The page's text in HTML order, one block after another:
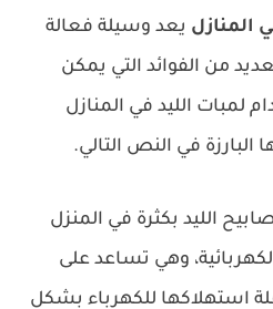
يعد وسيلة فعالة
من الفوائد التي يمكن
لمبات الليد في المنازل
في النص التالي.
الليد بكثرة في المنزل
وهي تساعد على
استهلاكها للكهرباء بشكلٍ